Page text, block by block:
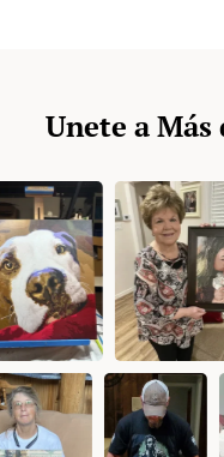
Unete a